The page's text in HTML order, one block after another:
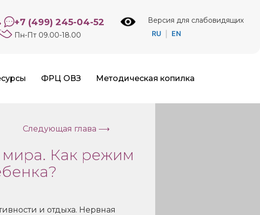
+7 (499) 245-04-52
Пн-Пт 09.00-18.00
Версия для слабовидящих
RU EN
ФРЦ ОВЗ Методическая копилка
Следующая глава ⟶
мира. Как режим
и отдыха. Нервная